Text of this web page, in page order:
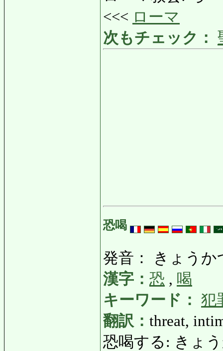
<<< ローマ
次もチェック：
恐喝
発音： きょうか
漢字： 恐 , 喝
キーワード： 犯
翻訳： threat,
恐喝する: きょ